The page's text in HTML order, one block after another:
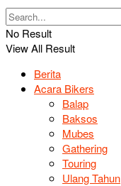
No Result
View All Result
Berita
Acara Bikers
Balap
Baksos
Mubes
Gathering
Touring
Ulang Tahun